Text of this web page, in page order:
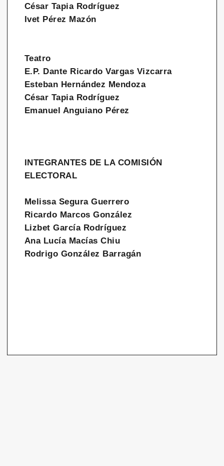
César Tapia Rodríguez
Ivet Pérez Mazón
Teatro
E.P. Dante Ricardo Vargas Vizcarra
Esteban Hernández Mendoza
César Tapia Rodríguez
Emanuel Anguiano Pérez
INTEGRANTES DE LA COMISIÓN
ELECTORAL
Melissa Segura Guerrero
Ricardo Marcos González
Lizbet García Rodríguez
Ana Lucía Macías Chiu
Rodrigo González Barragán